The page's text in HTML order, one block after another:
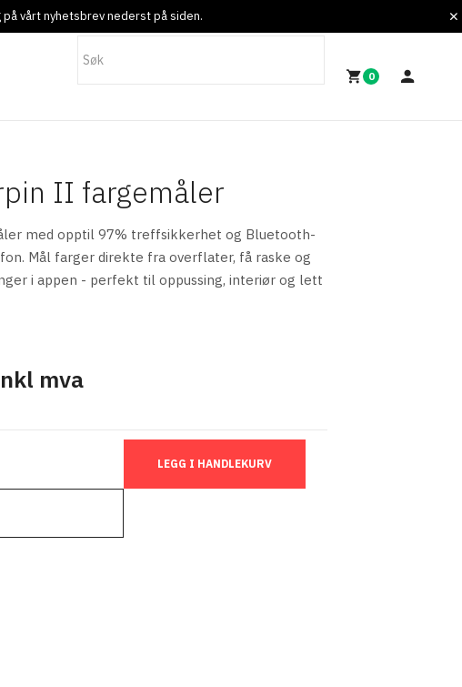
vårt nyhetsbrev nederst på siden.
0
II fargemåler
med opptil 97% treffsikkerhet og Bluetooth-
Mål farger direkte fra overflater, få raske og
i appen - perfekt til oppussing, interiør og lett
mva
LEGG I HANDLEKURV